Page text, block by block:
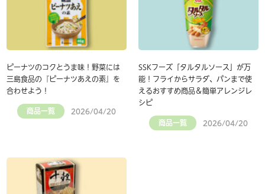
ピーナツのコクとうま味！野菜には
三島食品の『ピーナツあえの素』を
合わせよう！
商品一覧 2026/04/20
SSKフーズ「タルタルソース」が万
能！フライからサラダ、パンまで使
えるおすすめ商品＆簡単アレンジレ
シピ
商品一覧 2026/04/20